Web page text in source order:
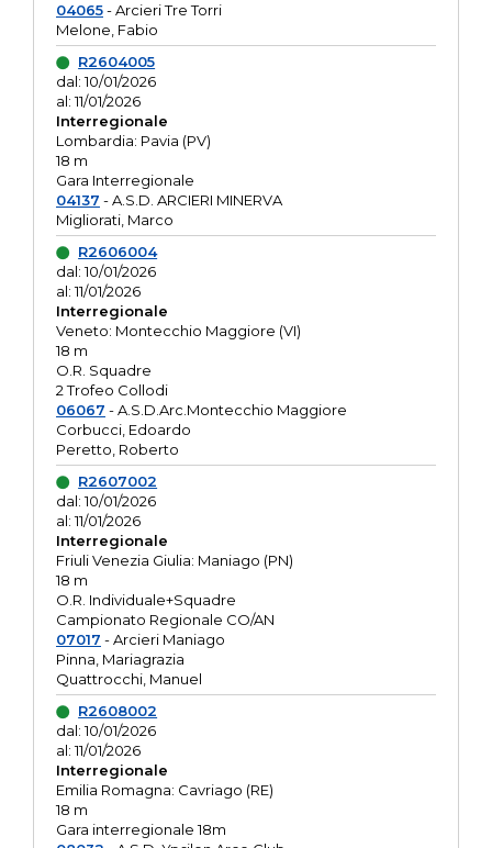
04065- Arcieri Tre Torri
Melone, Fabio
R2604005
dal: 10/01/2026
al: 11/01/2026
Interregionale
Lombardia: Pavia (PV)
18 m
Gara Interregionale
04137 - A.S.D. ARCIERI MINERVA
Migliorati, Marco
R2606004
dal: 10/01/2026
al: 11/01/2026
Interregionale
Veneto: Montecchio Maggiore (VI)
18 m
O.R. Squadre
2 Trofeo Collodi
06067 - A.S.D.Arc.Montecchio Maggiore
Corbucci, Edoardo
Peretto, Roberto
R2607002
dal: 10/01/2026
al: 11/01/2026
Interregionale
Friuli Venezia Giulia: Maniago (PN)
18 m
O.R. Individuale+Squadre
Campionato Regionale CO/AN
07017 - Arcieri Maniago
Pinna, Mariagrazia
Quattrocchi, Manuel
R2608002
dal: 10/01/2026
al: 11/01/2026
Interregionale
Emilia Romagna: Cavriago (RE)
18 m
Gara interregionale 18m